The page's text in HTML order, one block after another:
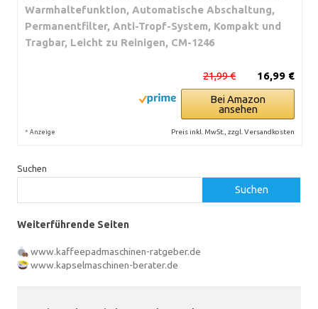
Warmhaltefunktion, Automatische Abschaltung,
Permanentfilter, Anti-Tropf-System, Kompakt und
Tragbar, Leicht zu Reinigen, CM-1246
16,99 €
21,99 €
Bei Amazon
ansehen
* Anzeige Preis inkl. MwSt., zzgl. Versandkosten
Suchen
Suchen
Weiterführende Seiten
www.kaffeepadmaschinen-ratgeber.de
www.kapselmaschinen-berater.de